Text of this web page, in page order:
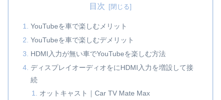
目次
YouTubeを車で楽しむメリット
YouTubeを車で楽しむデメリット
HDMI入力が無い車でYouTubeを楽しむ方法
ディスプレイオーディオをにHDMI入力を増設して接
続
オットキャスト｜Car TV Mate Max